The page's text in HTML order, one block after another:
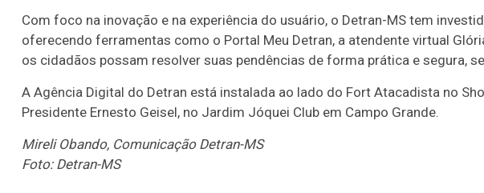
Com foco na inovação e na experiência do usuário, o Detran-MS tem
oferecendo ferramentas como o Portal Meu Detran, a atendente virtual
os cidadãos possam resolver suas pendências de forma prática e segura,
A Agência Digital do Detran está instalada ao lado do Fort Atacadista no
Presidente Ernesto Geisel, no Jardim Jóquei Club em Campo Grande.
Mireli Obando, Comunicação Detran-MS
Foto: Detran-MS